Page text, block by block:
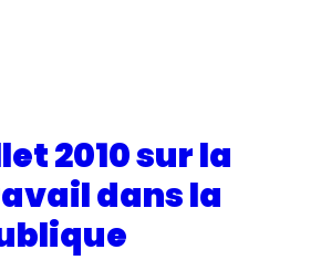
2010 sur la
dans la